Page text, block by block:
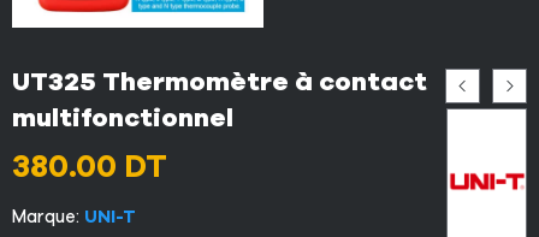
UT325 Thermomètre à contact
multifonctionnel
380.00 DT
Marque: UNI-T